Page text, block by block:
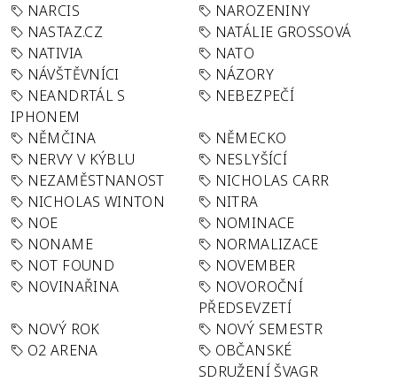
NARCIS
NAROZENINY
NASTAZ.CZ
NATÁLIE GROSSOVÁ
NATIVIA
NATO
NÁVŠTĚVNÍCI
NÁZORY
NEANDRTÁL S
IPHONEM
NEBEZPEČÍ
NĚMČINA
NĚMECKO
NERVY V KÝBLU
NESLYŠÍCÍ
NEZAMĚSTNANOST
NICHOLAS CARR
NICHOLAS WINTON
NITRA
NOE
NOMINACE
NONAME
NORMALIZACE
NOT FOUND
NOVEMBER
NOVINAŘINA
NOVOROČNÍ
PŘEDSEVZETÍ
NOVÝ ROK
NOVÝ SEMESTR
O2 ARENA
OBČANSKÉ
SDRUŽENÍ ŠVAGR